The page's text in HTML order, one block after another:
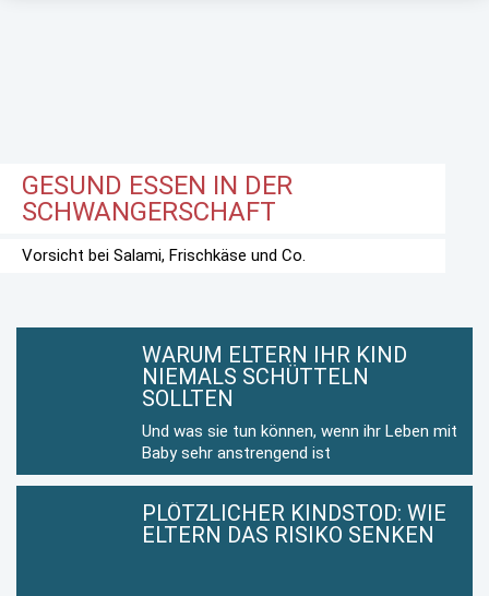
GESUND ESSEN IN DER
SCHWANGERSCHAFT
Vorsicht bei Salami, Frischkäse und Co.
WARUM ELTERN IHR KIND
NIEMALS SCHÜTTELN
SOLLTEN
Und was sie tun können, wenn ihr Leben mit
Baby sehr anstrengend ist
PLÖTZLICHER KINDSTOD: WIE
ELTERN DAS RISIKO SENKEN